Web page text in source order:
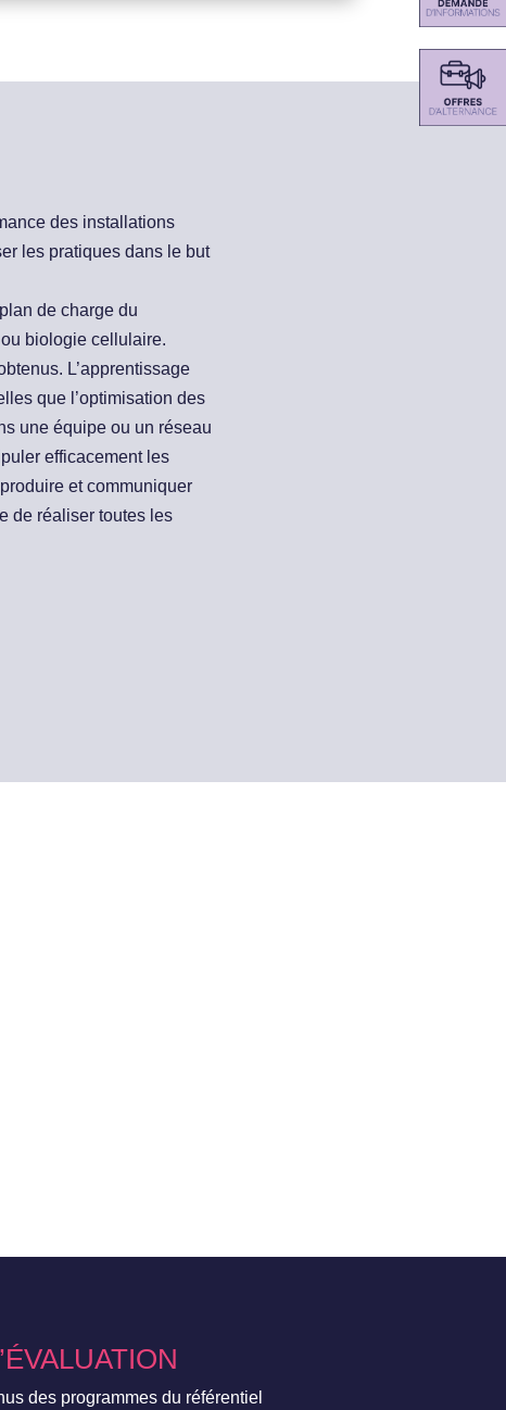
des installations
les pratiques dans le but
de charge du
biologie cellulaire.
L’apprentissage
que l’optimisation des
une équipe ou un réseau
efficacement les
et communiquer
de réaliser toutes les
des programmes du référentiel